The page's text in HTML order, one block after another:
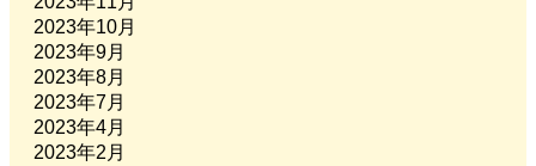
2023年10月
2023年9月
2023年8月
2023年7月
2023年4月
2023年2月